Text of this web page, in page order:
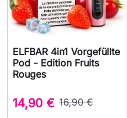
ELFBAR 4in1 Vorgefüllte
Pod - Edition Fruits
Rouges
14,90 € 16,90 €